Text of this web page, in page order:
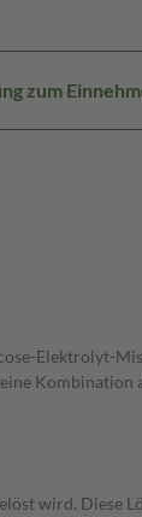
zum
Elektrolyt-
wird. Diese